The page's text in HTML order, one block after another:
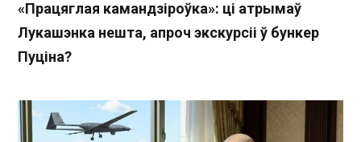
«Працяглая камандзіроўка»: ці атрымаў
Лукашэнка нешта, апроч экскурсіі ў бункер
Пуціна?